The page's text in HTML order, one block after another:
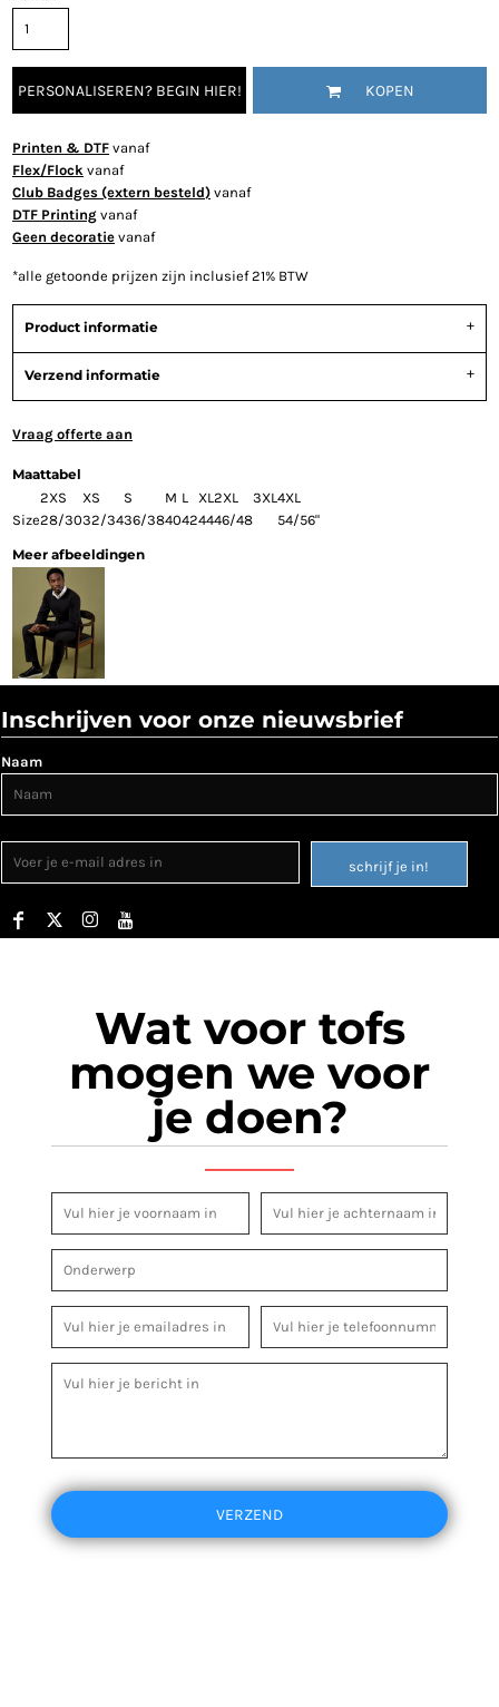
PERSONALISEREN? BEGIN HIER! KOPEN
Printen & DTF vanaf
Flex/Flock vanaf
Club Badges (extern besteld) vanaf
DTF Printing vanaf
Geen decoratie vanaf
*alle getoonde prijzen zijn inclusief 21% BTW
Product informatie
Verzend informatie
Vraag offerte aan
Maattabel
2XS
XS S M L XL2XL 3XL4XL
Size28/3032/3436/3840424446/48 54/56"
Meer afbeeldingen
Inschrijven voor onze nieuwsbrief
Naam
schrijf je in!
Wat voor tofs
mogen we voor
je doen?
VERZEND